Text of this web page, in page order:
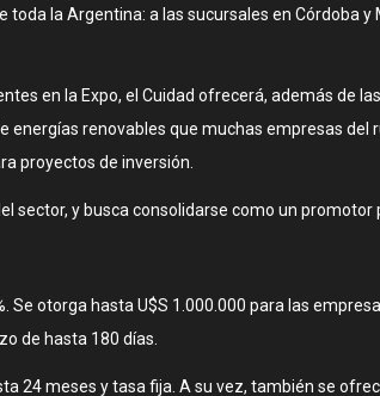
la Argentina: a las sucursales en Córdoba
en la Expo, el Cuidad ofrecerá, además de
renovables que muchas empresas
proyectos de inversión.
sector, y busca consolidarse como un
otorga hasta U$S 1.000.000 para las
de hasta 180 días.
24 meses y tasa fija. A su vez, también se